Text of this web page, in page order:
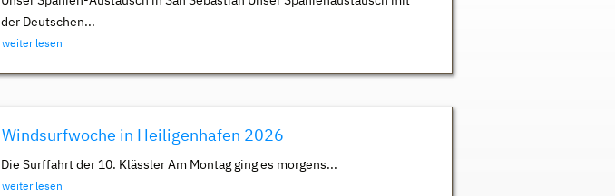
der Deutschen...
weiter lesen
Windsurfwoche in Heiligenhafen 2026
Die Surffahrt der 10. Klässler Am Montag ging es morgens...
weiter lesen